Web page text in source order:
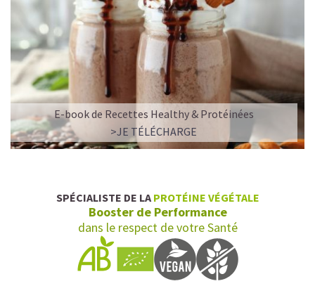
E-book de Recettes Healthy & Protéinées
>JE TÉLÉCHARGE
SPÉCIALISTE DE LA PROTÉINE VÉGÉTALE
Booster de Performance
dans le respect de votre Santé